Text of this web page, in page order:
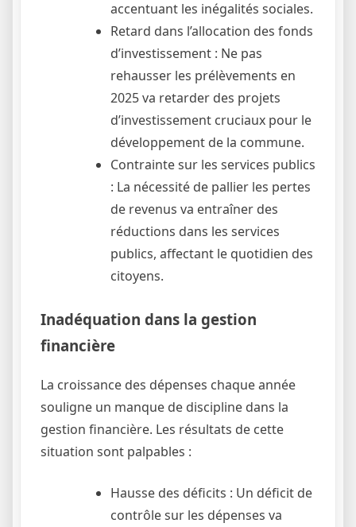
accentuant les inégalités sociales.
Retard dans l’allocation des fonds
d’investissement : Ne pas
rehausser les prélèvements en
2025 va retarder des projets
d’investissement cruciaux pour le
développement de la commune.
Contrainte sur les services publics
: La nécessité de pallier les pertes
de revenus va entraîner des
réductions dans les services
publics, affectant le quotidien des
citoyens.
Inadéquation dans la gestion
financière
La croissance des dépenses chaque année
souligne un manque de discipline dans la
gestion financière. Les résultats de cette
situation sont palpables :
Hausse des déficits : Un déficit de
contrôle sur les dépenses va